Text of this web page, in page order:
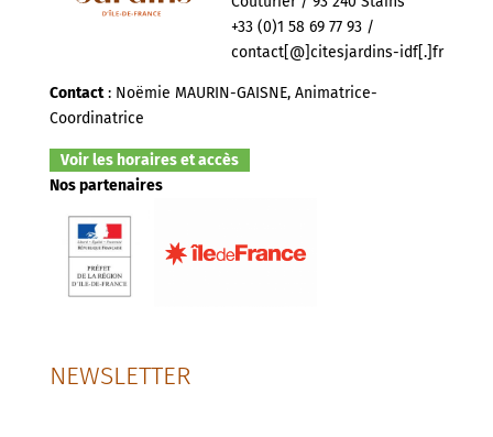
+33 (0)1 58 69 77 93 /
contact[@]citesjardins-idf[.]fr
Contact: Noëmie MAURIN-GAISNE, Animatrice-
Coordinatrice
Voir les horaires et accès
Nos partenaires
NEWSLETTER